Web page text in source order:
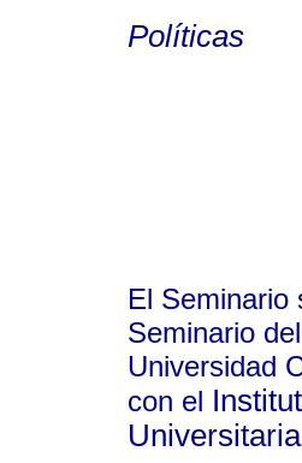
Políticas
D.
D.
El
Seminario
Universidad
con el